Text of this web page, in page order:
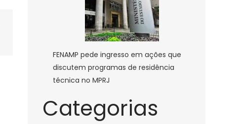
FENAMP pede ingresso em ações que
discutem programas de residência
técnica no MPRJ
Categorias